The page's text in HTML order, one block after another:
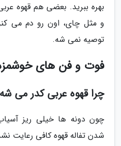
بهره ببرید. بعضی هم قهوه
و مثل چای، اون رو دم می
توصیه نمی شه.
فوت و فن های
چرا قهوه عربی کدر می
چون دونه ها خیلی ریز
شدن تفاله قهوه کافی رعایت